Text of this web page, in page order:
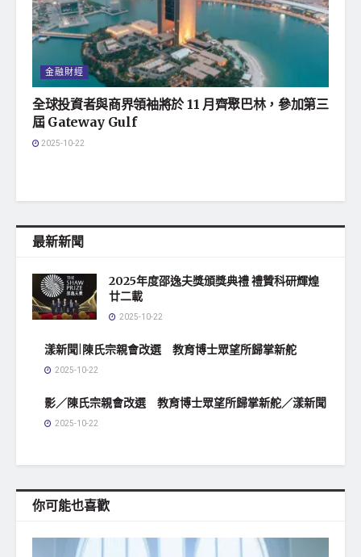
金融財經
全球投資者與商界領袖將於 11 月齊聚巴林，參加第三
屆 Gateway Gulf
2025-10-22
最新新聞
2025年度邵逸夫獎頒獎典禮 禮贊科研輝煌
廿二載
2025-10-22
漾新聞|陳氏宗親會改選 教育博士眾望所歸掌新舵
2025-10-22
影／陳氏宗親會改選 教育博士眾望所歸掌新舵／漾新聞
2025-10-22
你可能也喜歡